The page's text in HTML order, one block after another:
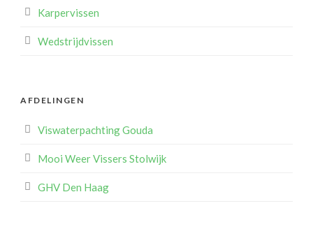
Karpervissen
Wedstrijdvissen
AFDELINGEN
Viswaterpachting Gouda
Mooi Weer Vissers Stolwijk
GHV Den Haag